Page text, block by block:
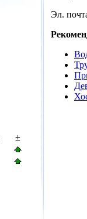
±
Эл.